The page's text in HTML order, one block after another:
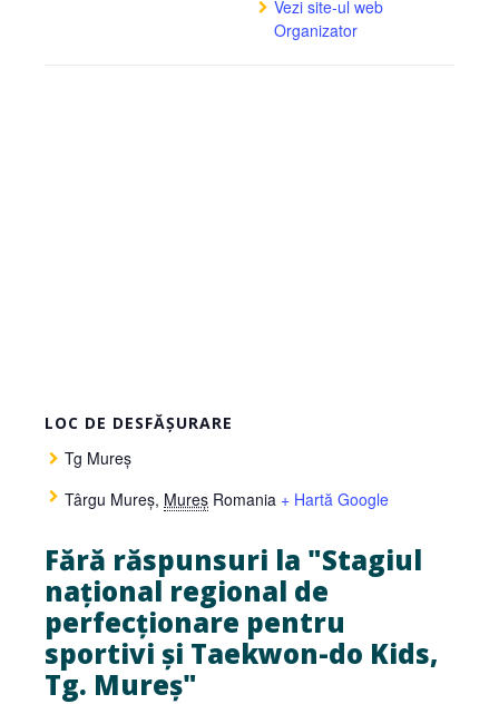
Vezi site-ul web
Organizator
LOC DE DESFĂȘURARE
Tg Mureș
Târgu Mureș, Mureș Romania + Hartă Google
Fără răspunsuri la "Stagiul
național regional de
perfecționare pentru
sportivi și Taekwon-do Kids,
Tg. Mureș"